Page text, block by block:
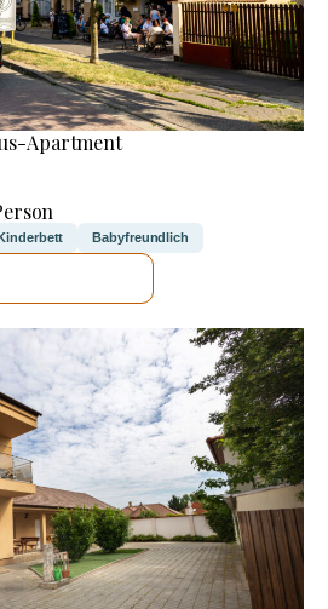
Apartment
Babyfreundlich